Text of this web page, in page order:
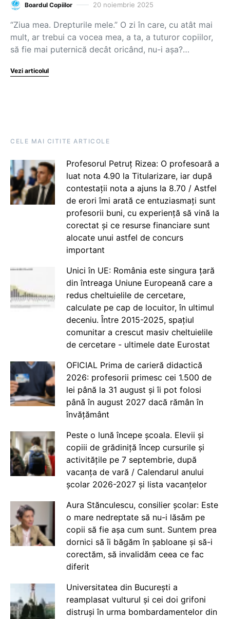
Boardul Copiilor 20 noiembrie 2025
“Ziua mea. Drepturile mele.” O zi în care, cu atât mai
mult, ar trebui ca vocea mea, a ta, a tuturor copiilor,
să fie mai puternică decât oricând, nu-i așa?…
Vezi articolul
CELE MAI CITITE ARTICOLE
Profesorul Petruț Rizea: O profesoară a
luat nota 4.90 la Titularizare, iar după
contestații nota a ajuns la 8.70 / Astfel
de erori îmi arată ce entuziasmați sunt
profesorii buni, cu experiență să vină la
corectat și ce resurse financiare sunt
alocate unui astfel de concurs
important
Unici în UE: România este singura țară
din întreaga Uniune Europeană care a
redus cheltuielile de cercetare,
calculate pe cap de locuitor, în ultimul
deceniu. Între 2015-2025, spațiul
comunitar a crescut masiv cheltuielile
de cercetare - ultimele date Eurostat
OFICIAL Prima de carieră didactică
2026: profesorii primesc cei 1.500 de
lei până la 31 august și îi pot folosi
până în august 2027 dacă rămân în
învățământ
Peste o lună începe școala. Elevii și
copiii de grădiniță încep cursurile și
activitățile pe 7 septembrie, după
vacanța de vară / Calendarul anului
școlar 2026-2027 și lista vacanțelor
Aura Stănculescu, consilier școlar: Este
o mare nedreptate să nu-i lăsăm pe
copii să fie așa cum sunt. Suntem prea
dornici să îi băgăm în șabloane și să-i
corectăm, să invalidăm ceea ce fac
diferit
Universitatea din București a
reamplasat vulturul și cei doi grifoni
distruși în urma bombardamentelor din